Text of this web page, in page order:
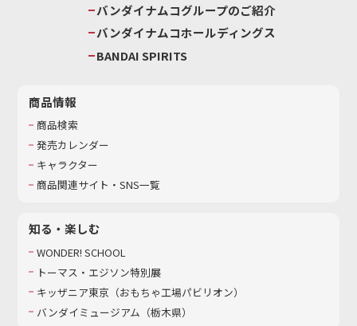
バンダイナムコグループのご紹介
バンダイナムコホールディングス
BANDAI SPIRITS
商品情報
商品検索
発売カレンダー
キャラクター
商品関連サイト・SNS一覧
知る・楽しむ
WONDER! SCHOOL
トーマス・エジソン特別展
キッザニア東京（おもちゃ工場パビリオン）​
バンダイミュージアム（栃木県）